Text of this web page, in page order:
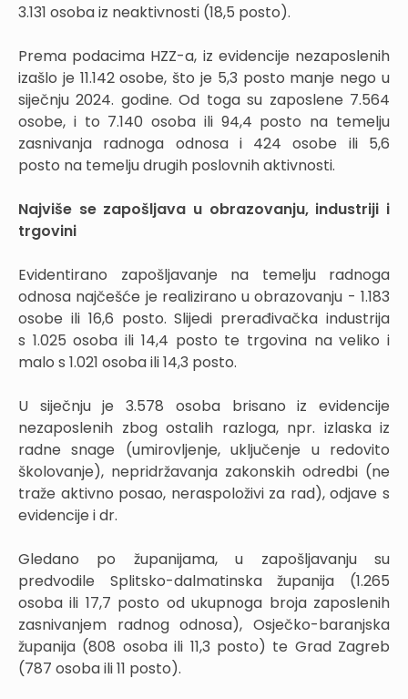
3.131 osoba iz neaktivnosti (18,5 posto).
Prema podacima HZZ-a, iz evidencije nezaposlenih
izašlo je 11.142 osobe, što je 5,3 posto manje nego u
siječnju 2024. godine. Od toga su zaposlene 7.564
osobe, i to 7.140 osoba ili 94,4 posto na temelju
zasnivanja radnoga odnosa i 424 osobe ili 5,6
posto na temelju drugih poslovnih aktivnosti.
Najviše se zapošljava u obrazovanju, industriji i
trgovini
Evidentirano zapošljavanje na temelju radnoga
odnosa najčešće je realizirano u obrazovanju - 1.183
osobe ili 16,6 posto. Slijedi prerađivačka industrija
s 1.025 osoba ili 14,4 posto te trgovina na veliko i
malo s 1.021 osoba ili 14,3 posto.
U siječnju je 3.578 osoba brisano iz evidencije
nezaposlenih zbog ostalih razloga, npr. izlaska iz
radne snage (umirovljenje, uključenje u redovito
školovanje), nepridržavanja zakonskih odredbi (ne
traže aktivno posao, neraspoloživi za rad), odjave s
evidencije i dr.
Gledano po županijama, u zapošljavanju su
predvodile Splitsko-dalmatinska županija (1.265
osoba ili 17,7 posto od ukupnoga broja zaposlenih
zasnivanjem radnog odnosa), Osječko-baranjska
županija (808 osoba ili 11,3 posto) te Grad Zagreb
(787 osoba ili 11 posto).